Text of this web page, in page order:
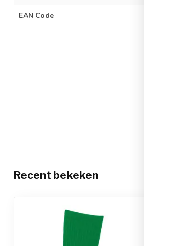
EAN Code
Recent bekeken